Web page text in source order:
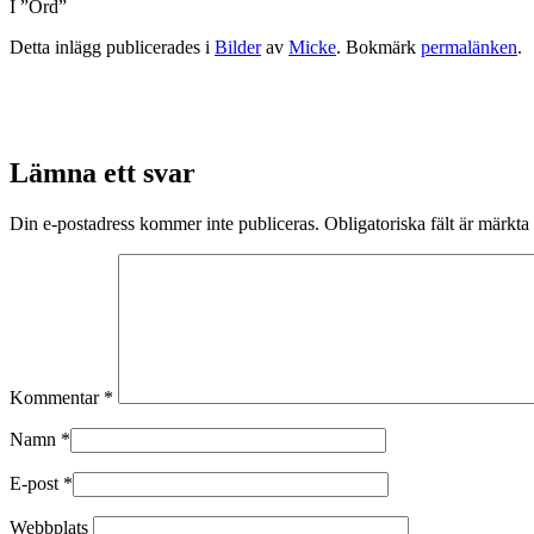
I ”Ord”
Detta inlägg publicerades i Bilderav Micke. Bokmärk permalänken.
Lämna ett svar
Din e-postadress kommer inte publiceras. Obligatoriska fält är märkta
Kommentar *
Namn *
E-post *
Webbplats